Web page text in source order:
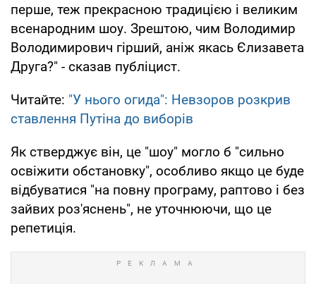
перше, теж прекрасною традицією і великим
всенародним шоу. Зрештою, чим Володимир
Володимирович гірший, аніж якась Єлизавета
Друга?" - сказав публіцист.
Читайте: "У нього огида": Невзоров розкрив
ставлення Путіна до виборів
Як стверджує він, це "шоу" могло б "сильно
освіжити обстановку", особливо якщо це буде
відбуватися "на повну програму, раптово і без
зайвих роз'яснень", не уточнюючи, що це
репетиція.